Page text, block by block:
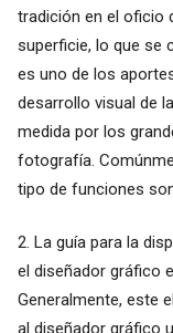
tradición en el oficio
superficie, lo que se
es uno de los
desarrollo visual de
medida por los
fotografía.
tipo de funciones
2. La guía para la
el diseñador gráfico
Generalmente, este
al diseñador gráfico